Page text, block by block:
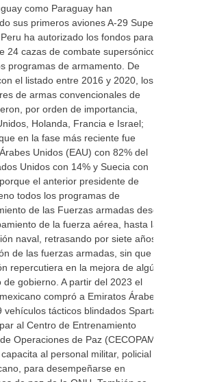
como Paraguay han
sus primeros aviones A-29 Super
ha autorizado los fondos para la
24 cazas de combate supersónicos,
programas de armamento. De
el listado entre 2016 y 2020, los
de armas convencionales de
por orden de importancia,
Holanda, Francia e Israel;
en la fase más reciente fue
Unidos (EAU) con 82% del
Unidos con 14% y Suecia con
el anterior presidente de
todos los programas de
de las Fuerzas armadas desde
de la fuerza aérea, hasta la
naval, retrasando por siete años
de las fuerzas armadas, sin que
repercutiera en la mejora de algún
de gobierno. A partir del 2023 el
compró a Emiratos Árabes
vehículos tácticos blindados Spartan
al Centro de Entrenamiento
Operaciones de Paz (CECOPAM)
al personal militar, policial y
para desempeñarse en